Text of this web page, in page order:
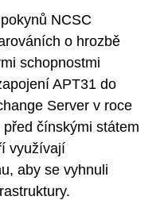
NCSC
o hrozbě
schopnostmi
APT31 do
Server v roce
čínskými státem
využívají
aby se vyhnuli